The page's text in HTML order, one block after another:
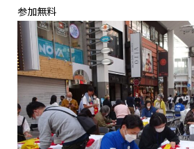
参加無料